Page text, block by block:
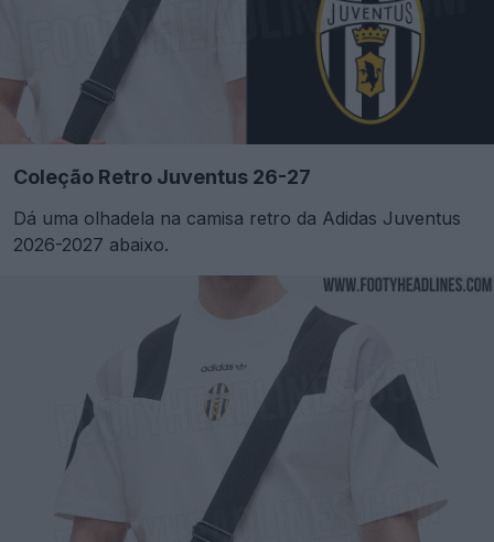
Coleção Retro Juventus 26-27
Dá uma olhadela na camisa retro da Adidas Juventus
2026-2027 abaixo.